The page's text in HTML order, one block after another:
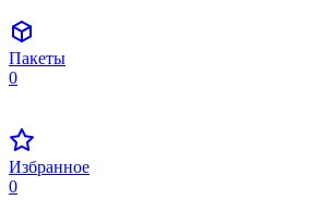
Пакеты
0
Избранное
0